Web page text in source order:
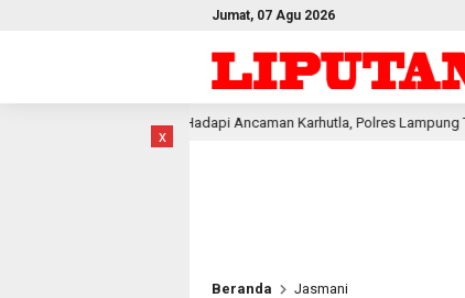
Jumat, 07 Agu 2026
x
Hadapi Ancaman Karhutla, Polres Lampung Timur Siagakan Personel
Beranda Jasmani